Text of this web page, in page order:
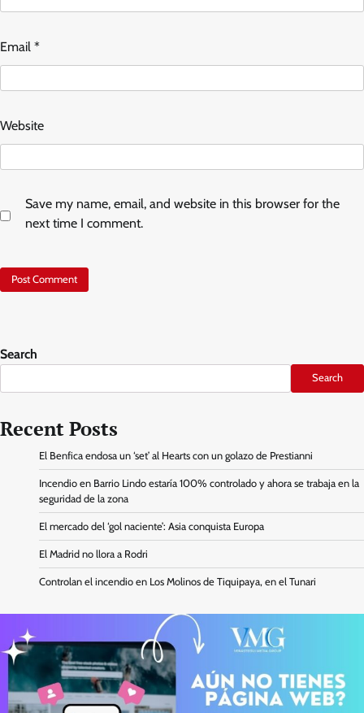
Email *
Website
Save my name, email, and website in this browser for the
next time I comment.
Search
Search
Recent Posts
El Benfica endosa un ‘set’ al Hearts con un golazo de Prestianni
Incendio en Barrio Lindo estaría 100% controlado y ahora se trabaja en la
seguridad de la zona
El mercado del ‘gol naciente’: Asia conquista Europa
El Madrid no llora a Rodri
Controlan el incendio en Los Molinos de Tiquipaya, en el Tunari